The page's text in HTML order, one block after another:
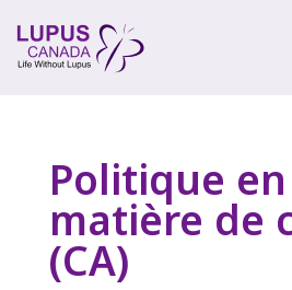
Politique en
matière de
(CA)